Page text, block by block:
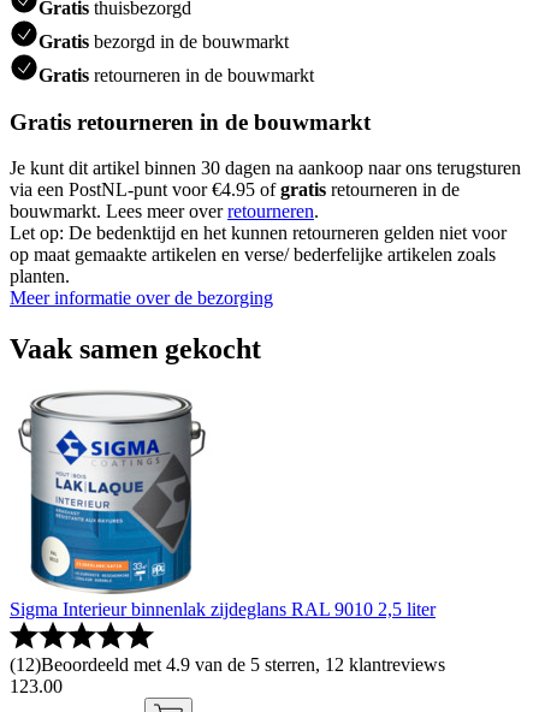
Gratis thuisbezorgd
Gratis bezorgd in de bouwmarkt
Gratis retourneren in de bouwmarkt
Gratis retourneren in de bouwmarkt
Je kunt dit artikel binnen 30 dagen na aankoop naar ons terugsturen
via een PostNL-punt voor €4.95 ofgratis retourneren in de
bouwmarkt. Lees meer overretourneren.
Let op: De bedenktijd en het kunnen retourneren gelden niet voor
op maat gemaakte artikelen en verse/ bederfelijke artikelen zoals
planten.
Meer informatie over de bezorging
Vaak samen gekocht
Sigma Interieur binnenlak zijdeglans RAL 9010 2,5 liter
(12)Beoordeeld met 4.9 van de 5 sterren, 12 klantreviews
123.00